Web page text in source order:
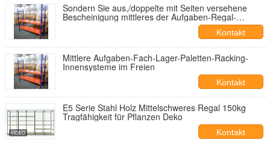
Sondern Sie aus,/doppelte mit Seiten versehene
Bescheinigung mittleres der Aufgaben-Regal-
Kontakt
Mittlere Aufgaben-Fach-Lager-Paletten-Racking-
Innensysteme im Freien
Kontakt
E5 Serie Stahl Holz Mittelschweres Regal 150kg
Tragfähigkeit für Pflanzen Deko
Kontakt